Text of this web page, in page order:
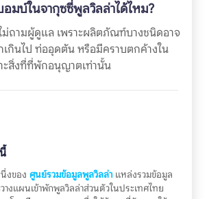
มบ์ในจากุซซี่พูลวิลล่าได้ไหม?
ไม่ถามผู้ดูแล เพราะผลิตภัณฑ์บางชนิดอาจ
เกินไป ท่ออุดตัน หรือมีคราบตกค้างใน
ะสิ่งที่ที่พักอนุญาตเท่านั้น
งของ ศูนย์รวมข้อมูลพูลวิลล่าแหล่งรวมข้อมูล
างแผนเข้าพักพูลวิลล่าส่วนตัวในประเทศไทย